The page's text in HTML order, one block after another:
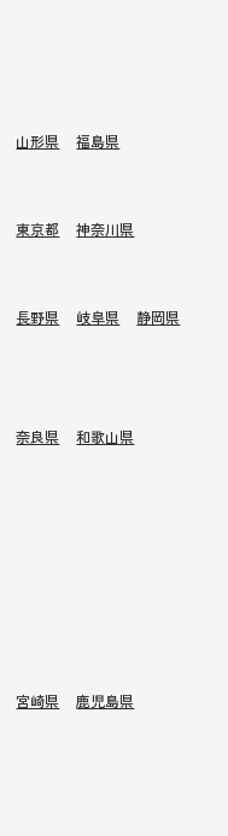
山形県 福島県
東京都 神奈川県
長野県 岐阜県
静岡県
奈良県 和歌山県
宮崎県
鹿児島県